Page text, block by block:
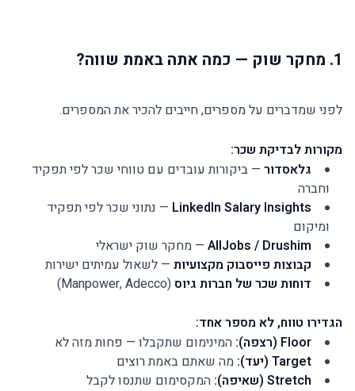
1. מחקר שוק — כמה אתה באמת שווה?
לפני שמדברים על מספרים, חייבים להכיר את המספרים.
מקורות לבדיקת שכר:
גלאסדור — ביקורות עובדים עם טווחי שכר לפי תפקיד
וחברה
LinkedIn Salary Insights — נתוני שכר לפי תפקיד
ומיקום
AllJobs / Drushim — מחקר שוק ישראלי
קבוצות פייסבוק מקצועיות — לשאול עמיתים ישירות
דוחות שכר של חברות גיוס(Manpower, Adecco)
הגדירו טווח, לא מספר אחד:
Floor (רצפה):
המינימום שתקבלו — פחות מזה לא
Target (יעד):
מה שאתם באמת רוצים
Stretch (שאיפה):
המקסימום שתנסו לקבל